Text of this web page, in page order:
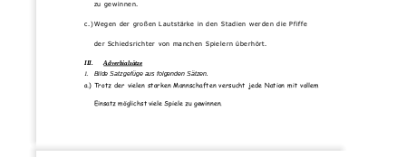
zu ge winnen.
c.) Wegen der  gr oßen  Lauts tärke  in den   Sta dien wer den die  Pfiffe
der Schiedsri chter   von m anchen Spiel ern überhör t.
III.
Adverbialsätze
1.
Bilde Satzgefüge aus folgenden Sätzen.
a.) Trotz  der  vielen  starken  Mannschaften  versucht  jede  Nation  mit  vollem
Einsatz möglichst viele Spiele zu gewinnen.